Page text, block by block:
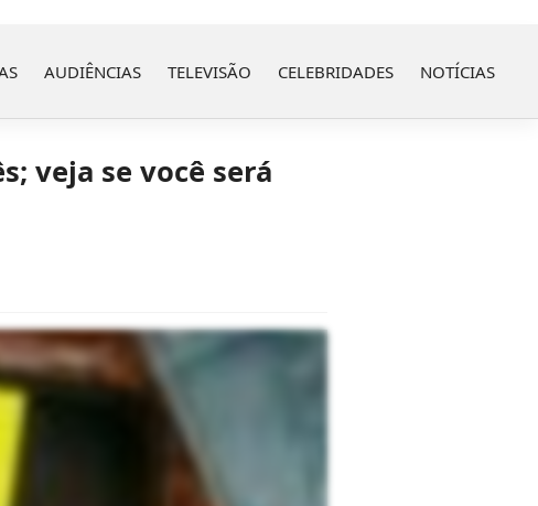
AUDIÊNCIAS TELEVISÃO CELEBRIDADES NOTÍCIAS
veja se você será